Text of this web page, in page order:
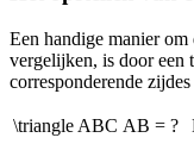
Een handige manier
vergelijken, is door een
corresponderende
\triangle ABC AB = ?